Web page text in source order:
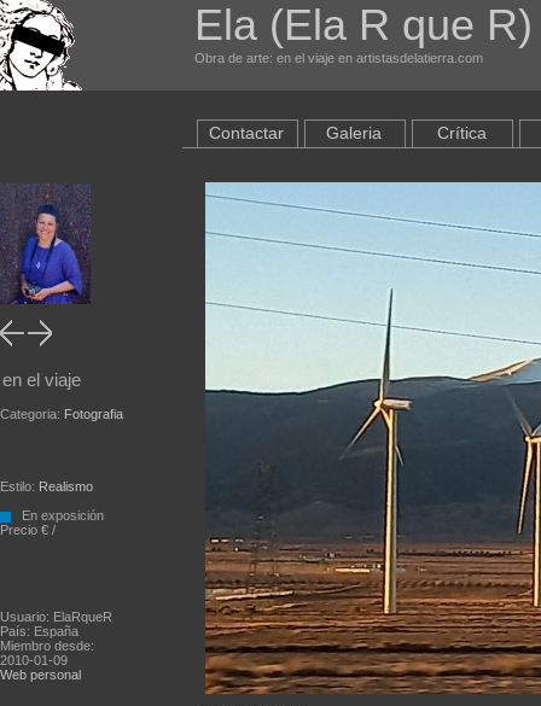
Ela (Ela R que
Obra de arte: en el viaje en artistasdelatierra.com
en el viaje
Categoria: Fotografia
Estilo: Realismo
En exposición
Precio € /
Usuario: ElaRqueR
País: España
Miembro desde:
2010-01-09
Web personal
Contactar Galeria Crítica